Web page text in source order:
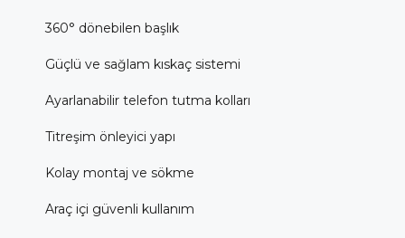
360° dönebilen başlık
Güçlü ve sağlam kıskaç sistemi
Ayarlanabilir telefon tutma kolları
Titreşim önleyici yapı
Kolay montaj ve sökme
Araç içi güvenli kullanım